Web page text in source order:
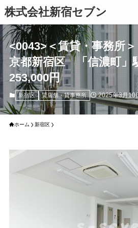
株式会社新宿セブン
<0043>＜賃貸・事務所
京都新宿区 「信濃町
253,000円
新宿区 貸店舗・貸事務所 2025年3月10
ホーム 新宿区